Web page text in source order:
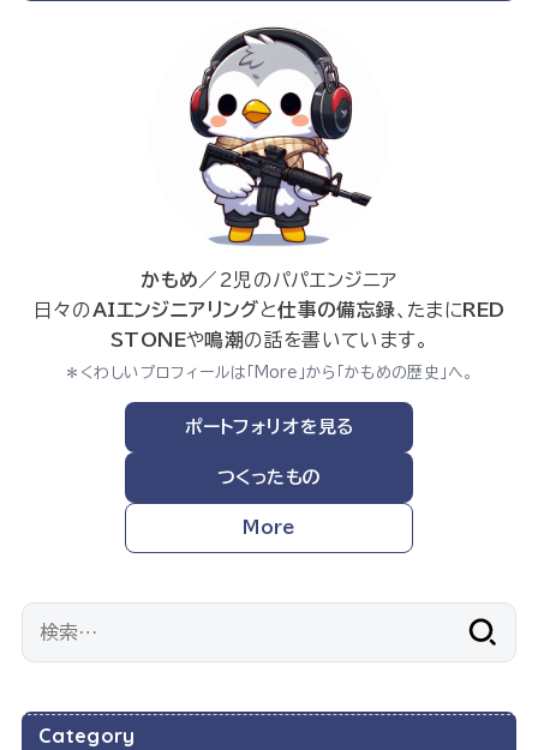
かもめ ／2児のパパエンジニア
日々のAIエンジニアリングと仕事の備忘録、たまに RED
STONEや鳴潮の話を書いています。
＊くわしいプロフィールは「More」から「かもめの歴史」へ。
ポートフォリオを見る
つくったもの
More
Category